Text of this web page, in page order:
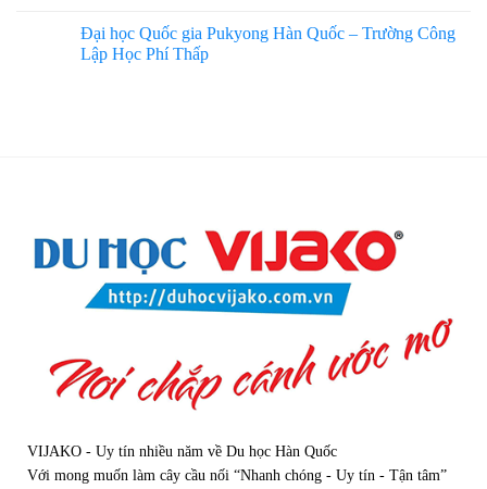
Đại học Quốc gia Pukyong Hàn Quốc – Trường Công
Lập Học Phí Thấp
VIJAKO - Uy tín nhiều năm về Du học Hàn Quốc
Với mong muốn làm cây cầu nối “Nhanh chóng - Uy tín - Tận tâm”